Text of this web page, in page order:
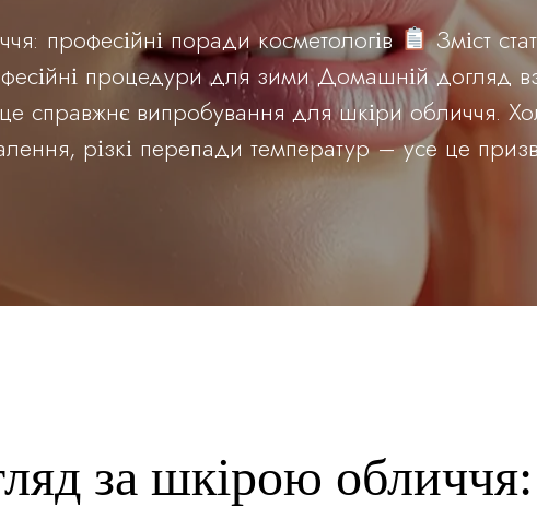
професійні поради косметологів
Зміст
процедури для зими Домашній догляд
справжнє випробування для шкіри обличчя.
різкі перепади температур – усе це
за шкірою обличчя: